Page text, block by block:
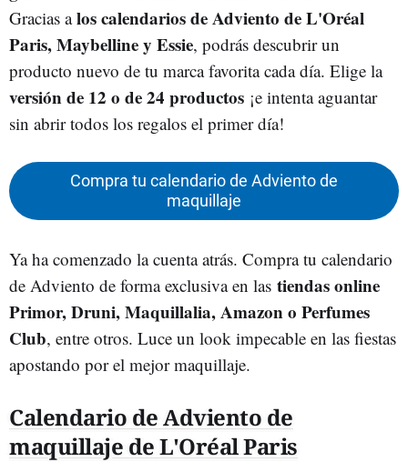
Gracias alos calendarios de Adviento de L'Oréal
Paris, Maybelline y Essie, podrás descubrir un
producto nuevo de tu marca favorita cada día. Elige la
versión de 12 o de 24 productos ¡e intenta aguantar
sin abrir todos los regalos el primer día!
Compra tu calendario de Adviento de
maquillaje
Ya ha comenzado la cuenta atrás. Compra tu calendario
de Adviento de forma exclusiva en las tiendas online
Primor, Druni, Maquillalia, Amazon o Perfumes
Club, entre otros. Luce un look impecable en las fiestas
apostando por el mejor maquillaje.
Calendario de Adviento de
maquillaje de L'Oréal Paris